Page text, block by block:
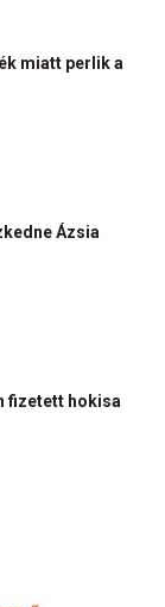
miatt perlik a
Ázsia
fizetett hokisa